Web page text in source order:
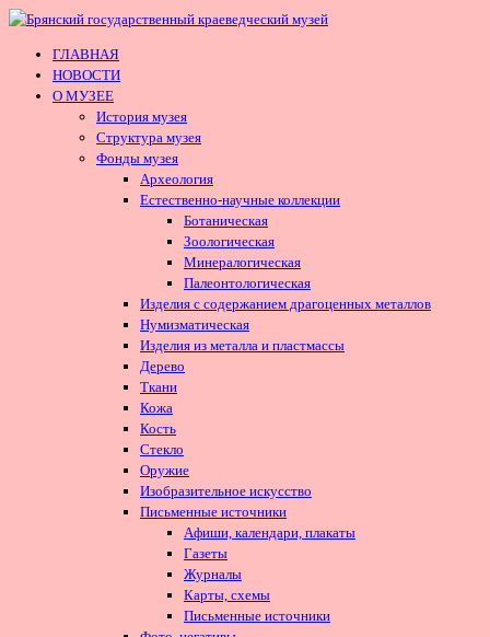
ГЛАВНАЯ
НОВОСТИ
О МУЗЕЕ
История музея
Структура музея
Фонды музея
Археология
Естественно-научные коллекции
Ботаническая
Зоологическая
Минералогическая
Палеонтологическая
Изделия с содержанием драгоценных металлов
Нумизматическая
Изделия из металла и пластмассы
Дерево
Ткани
Кожа
Кость
Стекло
Оружие
Изобразительное искусство
Письменные источники
Афиши, календари, плакаты
Газеты
Журналы
Карты, схемы
Письменные источники